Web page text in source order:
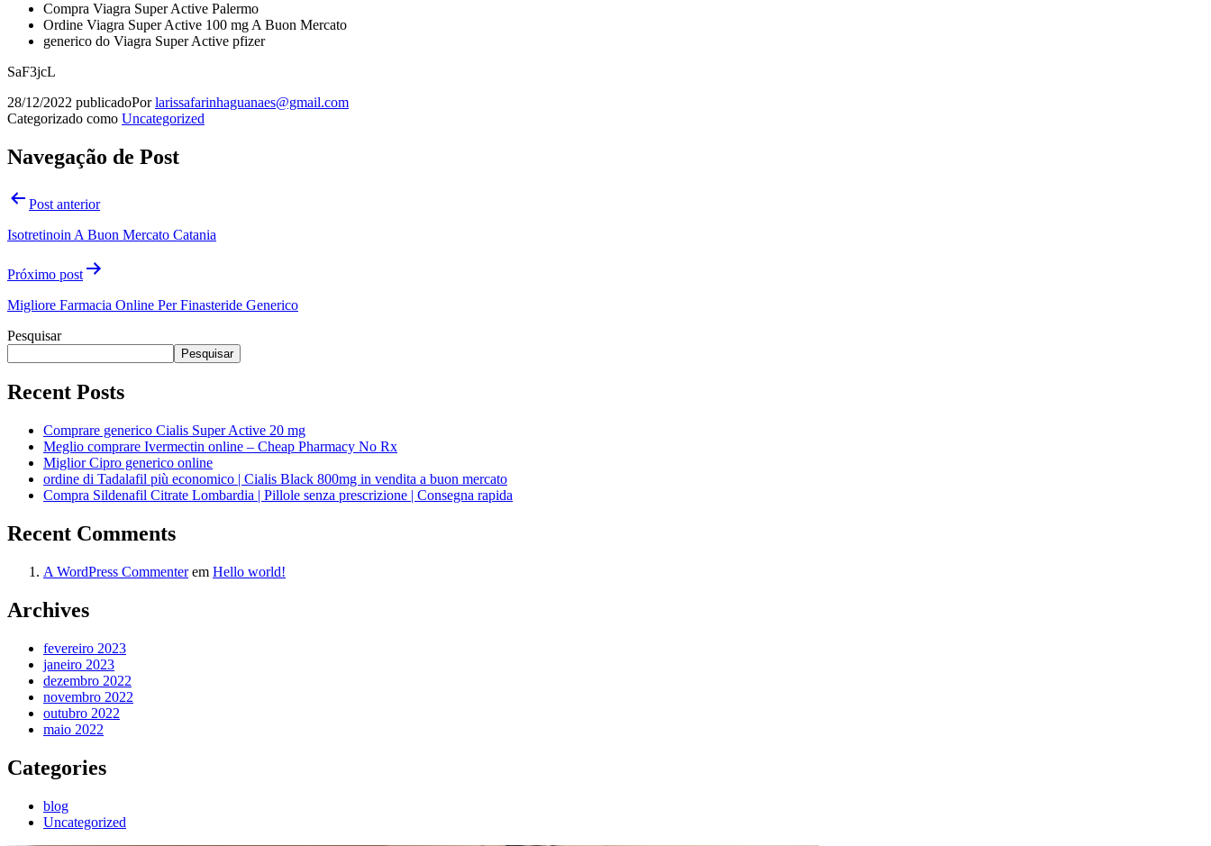
Compra Viagra Super Active Palermo
Ordine Viagra Super Active 100 mg A Buon Mercato
generico do Viagra Super Active pfizer
SaF3jcL
28/12/2022 publicadoPorlarissafarinhaguanaes@gmail.com
Categorizado como Uncategorized
Navegação de Post
Post anterior
Isotretinoin A Buon Mercato Catania
Próximo post
Migliore Farmacia Online Per Finasteride Generico
Pesquisar
Pesquisar
Recent Posts
Comprare generico Cialis Super Active 20 mg
Meglio comprare Ivermectin online – Cheap Pharmacy No Rx
Miglior Cipro generico online
ordine di Tadalafil più economico | Cialis Black 800mg in vendita a buon mercato
Compra Sildenafil Citrate Lombardia | Pillole senza prescrizione | Consegna rapida
Recent Comments
A WordPress Commenterem Hello world!
Archives
fevereiro 2023
janeiro 2023
dezembro 2022
novembro 2022
outubro 2022
maio 2022
Categories
blog
Uncategorized